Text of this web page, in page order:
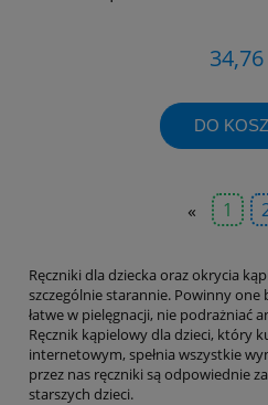
34,76
DO
« 1
Ręczniki dla dziecka oraz okrycia
szczególnie starannie. Powinny
łatwe w pielęgnacji, nie podrażniać
Ręcznik kąpielowy dla dzieci, który
internetowym, spełnia wszystkie
przez nas ręczniki są odpowiednie
starszych dzieci.